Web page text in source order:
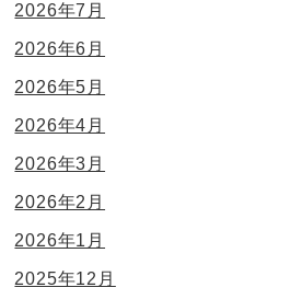
2026年7月
2026年6月
2026年5月
2026年4月
2026年3月
2026年2月
2026年1月
2025年12月